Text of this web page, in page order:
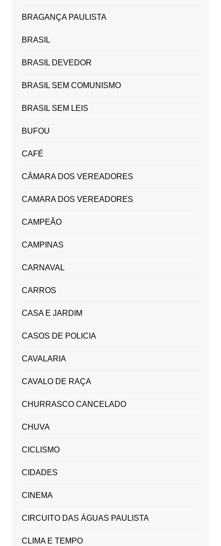
BRAGANÇA PAULISTA
BRASIL
BRASIL DEVEDOR
BRASIL SEM COMUNISMO
BRASIL SEM LEIS
BUFOU
CAFÉ
CÂMARA DOS VEREADORES
CAMARA DOS VEREADORES
CAMPEÃO
CAMPINAS
CARNAVAL
CARROS
CASA E JARDIM
CASOS DE POLICIA
CAVALARIA
CAVALO DE RAÇA
CHURRASCO CANCELADO
CHUVA
CICLISMO
CIDADES
CINEMA
CIRCUITO DAS ÁGUAS PAULISTA
CLIMA E TEMPO